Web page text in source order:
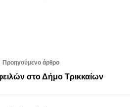
Προηγούμενο άρθρο
στο Δήμο Τρικκαίων